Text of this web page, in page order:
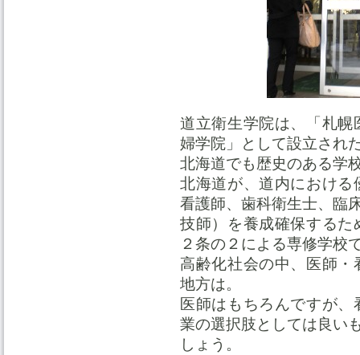
道立衛生学院は、「札
婦学院」として設立され
北海道でも歴史のある学
北海道が、道内におけ
看護師、歯科衛生士、臨
技師）を養成確保する
２条の２による専修学校
高齢化社会の中、医師
地方は。
医師はもちろんですが
業の選択肢としては良い
しょう。